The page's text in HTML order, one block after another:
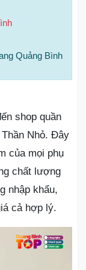
Quảng Bình
shop quần
Nhỏ. Đây
của mọi phụ
chất lượng
nhập khẩu,
cả hợp lý.